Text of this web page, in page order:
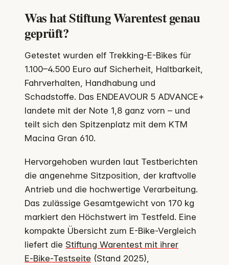
Was hat Stiftung Warentest genau
geprüft?
Getestet wurden elf Trekking-E-Bikes für
1.100–4.500 Euro auf Sicherheit, Haltbarkeit,
Fahrverhalten, Handhabung und
Schadstoffe. Das ENDEAVOUR 5 ADVANCE+
landete mit der Note 1,8 ganz vorn – und
teilt sich den Spitzenplatz mit dem KTM
Macina Gran 610.
Hervorgehoben wurden laut Testberichten
die angenehme Sitzposition, der kraftvolle
Antrieb und die hochwertige Verarbeitung.
Das zulässige Gesamtgewicht von 170 kg
markiert den Höchstwert im Testfeld. Eine
kompakte Übersicht zum E-Bike-Vergleich
liefert die Stiftung Warentest mit ihrer
E‑Bike-Testseite (Stand 2025),